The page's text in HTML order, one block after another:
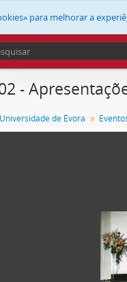
para melhorar a
-
de Évora